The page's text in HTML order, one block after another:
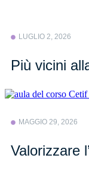
LUGLIO 2, 2026
Più vicini
MAGGIO 29, 2026
Valorizzare